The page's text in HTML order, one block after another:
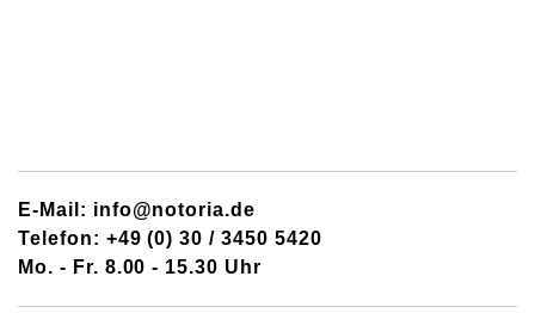
E-Mail: info@notoria.de
Telefon: +49 (0) 30 / 3450 5420
Mo. - Fr. 8.00 - 15.30 Uhr